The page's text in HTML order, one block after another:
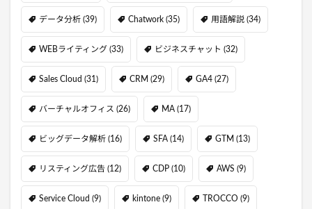
データ分析 (39) Chatwork (35) 用語解説 (34)
WEBライティング (33) ビジネスチャット (32)
Sales Cloud (31) CRM (29) GA4 (27)
バーチャルオフィス (26) MA (17)
ビッグデータ解析 (16) SFA (14) GTM (13)
リスティング広告 (12) CDP (10) AWS (9)
Service Cloud (9) kintone (9) TROCCO (9)